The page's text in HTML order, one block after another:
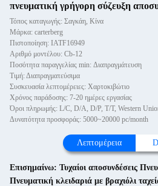
πνευματική γρήγορη σύζευξη
Τόπος καταγωγής: Σαγκάη, Κίνα
Μάρκα: carterberg
Πιστοποίηση: IATF16949
Αριθμό μοντέλου: Cb-12
Ποσότητα παραγγελίας min: Διαπραγμάτευση
Τιμή: Διαπραγματεύσιμα
Συσκευασία λεπτομέρειες: Χαρτοκιβώτιο
Χρόνος παράδοσης: 7-20 ημέρες εργασίας
Όροι πληρωμής: L/C, D/A, D/P, T/T, Western
Δυνατότητα προσφοράς: 5000~20000 pc/month
Λεπτομέρεια
Επισημαίνω: Τυχαίοι αποσυνδέσεις
Πνευματική κλειδαριά με βραχιόλι